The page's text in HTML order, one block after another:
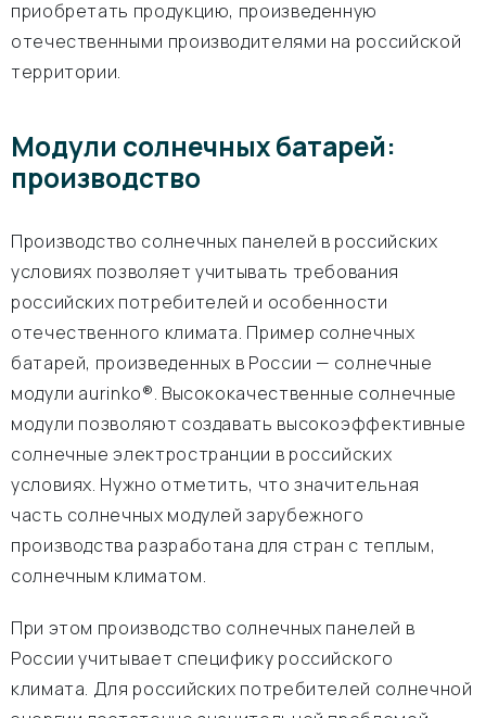
приобретать продукцию, произведенную
отечественными производителями на российской
территории.
Модули солнечных батарей:
производство
Производство солнечных панелей в российских
условиях позволяет учитывать требования
российских потребителей и особенности
отечественного климата. Пример солнечных
батарей, произведенных в России — солнечные
модули aurinko®. Высококачественные солнечные
модули позволяют создавать высокоэффективные
солнечные электространции в российских
условиях. Нужно отметить, что значительная
часть солнечных модулей зарубежного
производства разработана для стран с теплым,
солнечным климатом.
При этом производство солнечных панелей в
России учитывает специфику российского
климата. Для российских потребителей солнечной